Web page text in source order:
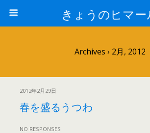
きょうのヒマー
Archives › 2月, 2012
2012年2月29日
春を盛るうつわ
NO RESPONSES